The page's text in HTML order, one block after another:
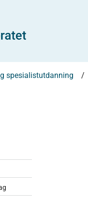
spesialistutdanning